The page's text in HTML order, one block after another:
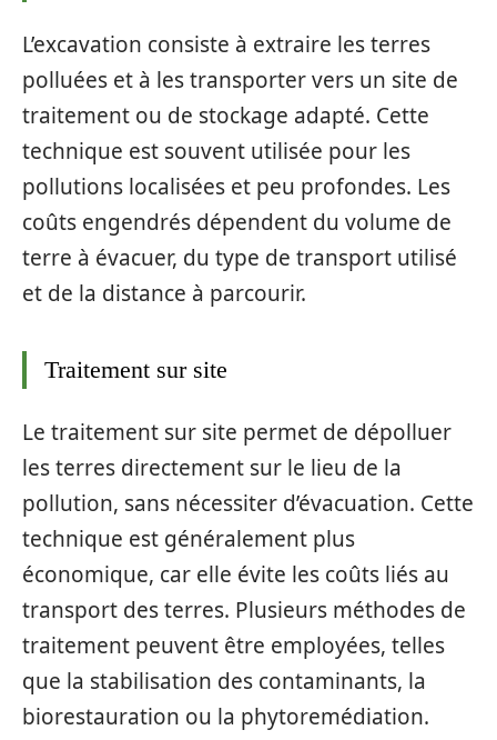
L’excavation consiste à extraire les terres
polluées et à les transporter vers un site de
traitement ou de stockage adapté. Cette
technique est souvent utilisée pour les
pollutions localisées et peu profondes. Les
coûts engendrés dépendent du volume de
terre à évacuer, du type de transport utilisé
et de la distance à parcourir.
Traitement sur site
Le traitement sur site permet de dépolluer
les terres directement sur le lieu de la
pollution, sans nécessiter d’évacuation. Cette
technique est généralement plus
économique, car elle évite les coûts liés au
transport des terres. Plusieurs méthodes de
traitement peuvent être employées, telles
que la stabilisation des contaminants, la
biorestauration ou la phytoremédiation.